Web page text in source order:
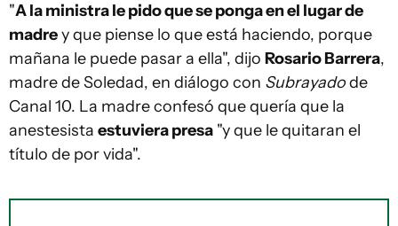
"A la ministra le pido que se ponga en el lugar de
madrey que piense lo que está haciendo, porque
mañana le puede pasar a ella", dijo Rosario Barrera,
madre de Soledad, en diálogo con Subrayadode
Canal 10. La madre confesó que quería que la
anestesista estuviera presa "y que le quitaran el
título de por vida".